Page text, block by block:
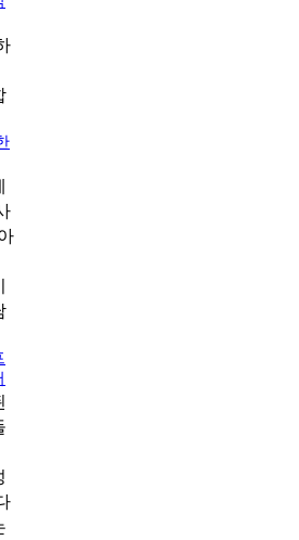
시작도 할 수 있다!
느덧 15년이란 시간이 흘러 저는 계
GP, GOP, 특전사, 전방군단, 지역방
한 환경에서 맡은 바 임무를 수행하
며 직업군인으로서 전문적인 능력을
계에 부딪히면서 군복을 벗을 수밖
무 중 음주운전이란 불미스러운 일로
. 이로 인해 진급은 당연히 기대하지
하지 못하였지만, 항상 저를 믿어주
분에 ‘사고 쳐서 전역하게 될 전역 예
표를 무색하게 할 만큼 늘 제 업무에
습니다.
비를 해야 하는 시기에 오히려 진급대
걱정과 격려를 해주시는 지휘관님
지만, 어차피 업무와 취업 준비를 병
이 턱없이 부족함을 스스로가 잘 알
다한 후 떳떳하게 전직지원반을 가
었습니다.